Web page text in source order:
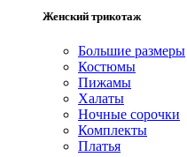
Женский трикотаж
Большие размеры
Костюмы
Пижамы
Халаты
Ночные сорочки
Комплекты
Платья